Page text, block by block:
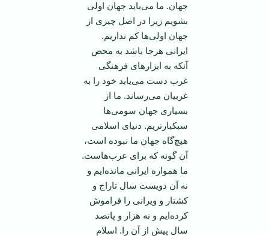
جهان. ما می‌بايد جهان اولی
بشويم زيرا در اصل چيزی از
‏جهان اولی‌ها كم نداريم.
ايرانی هرجا باشد به محض
آنكه به ابزارهای فرهنگی
غرب دست می‌يابد خود را ‏به
غربيان می‌رساند. ما از
بسياری جهان سومی‌ها
سبكبارتريم. دنيای اسلامی
هيچ‌گاه جهان ما نبوده است،
‏آن گونه كه برای عرب‌هاست.
ما همواره ايرانی مانده‌ايم و
نه آن دويست سال تاراج و
كشتار و ويرانی را ‏فراموش
كرده‌ايم و نه هزار و پانصد
سال پيش از آن را. اسلام